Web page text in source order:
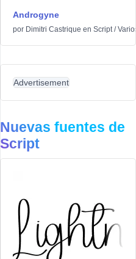
Androgyne
por Dimitri Castrique en Script/
Advertisement
Nuevas fuentes de
Script